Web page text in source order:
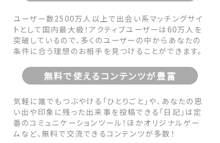
ユーザー数2500万人以上で出会い系マッチングサイ
トとして国内最大級！アクティブユーザーは60万人を
突破しているので、多くのユーザーの中からあなたの
条件に合う理想のお相手を見つけることができます。
無料で使えるコンテンツが豊富
気軽に誰でもつぶやける「ひとりごと」や、あなたの思
い出や印象に残った出来事を投稿できる「日記」は定
番のコミュニケーションツール！ほかオリジナルゲー
ムなど、無料で交流できるコンテンツが多数！